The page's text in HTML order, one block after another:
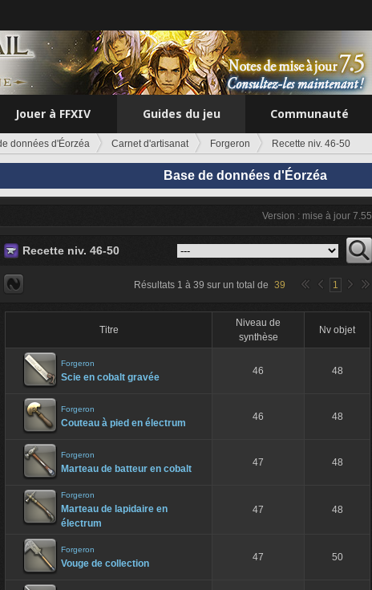
Jouer à FFXIV Guides du jeu Communauté
données d'Éorzéa Carnet d'artisanat Forgeron Recette niv. 46-50
Base de données d'Éorzéa
Version : mise à jour 7.55
Recette niv. 46-50
Résultats 1 à 39 sur un total de 39 1
Titre
Niveau de
synthèse
Nv objet
Forgeron
Scie en cobalt gravée
46 48
Forgeron
Couteau à pied en électrum
46 48
Forgeron
Marteau de batteur en cobalt
47 48
Forgeron
Marteau de lapidaire en
électrum
47 48
Forgeron
Vouge de collection
47 50